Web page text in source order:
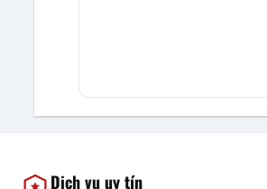
Dịch vụ uy tín